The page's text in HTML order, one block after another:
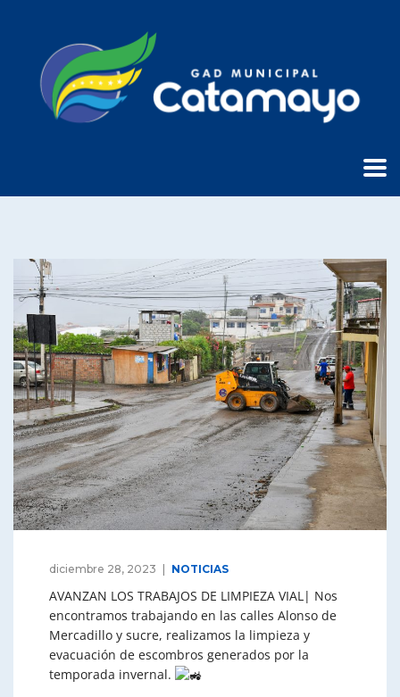
diciembre 28, 2023 NOTICIAS
AVANZAN LOS TRABAJOS DE LIMPIEZA VIAL| Nos
encontramos trabajando en las calles Alonso de
Mercadillo y sucre, realizamos la limpieza y
evacuación de escombros generados por la
temporada invernal.